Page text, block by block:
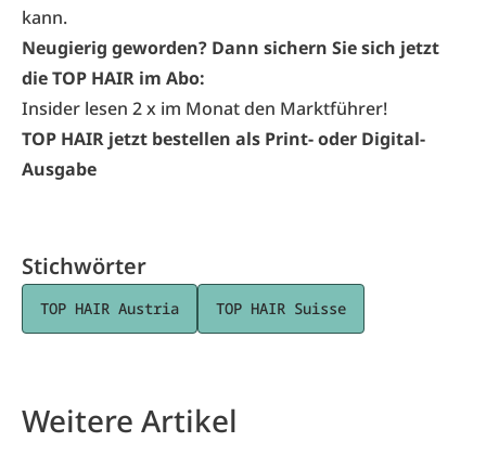
kann.
Neugierig geworden? Dann sichern Sie sich jetzt
die TOP HAIR im Abo:
Insider lesen 2 x im Monat den Marktführer!
TOP HAIR jetzt bestellen als Print- oder Digital-
Ausgabe
Stichwörter
TOP HAIR Austria TOP HAIR Suisse
Weitere Artikel